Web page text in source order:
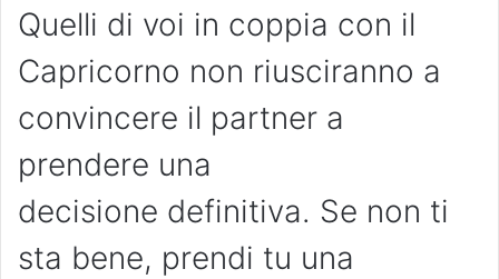
Quelli di voi in coppia con il
Capricorno non riusciranno a
convincere il partner a
prendere una
decisione definitiva. Se non ti
sta bene, prendi tu una